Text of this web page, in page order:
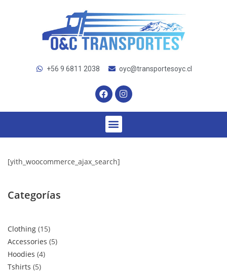
+56 9 6811 2038 oyc@transportesoyc.cl
[yith_woocommerce_ajax_search]
Categorías
Clothing 15
Accessories 5
Hoodies 4
Tshirts 5